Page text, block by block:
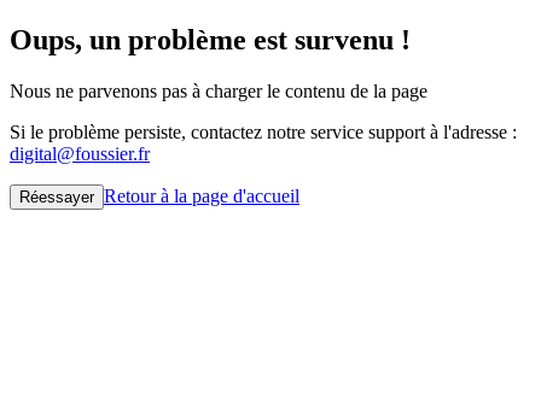
Oups, un problème est survenu !
Nous ne parvenons pas à charger le contenu de la page
Si le problème persiste, contactez notre service support à l'adresse :
digital@foussier.fr
Réessayer Retour à la page d'accueil